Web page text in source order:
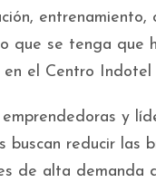
que se tenga que
el Centro
y
buscan reducir
de alta demanda